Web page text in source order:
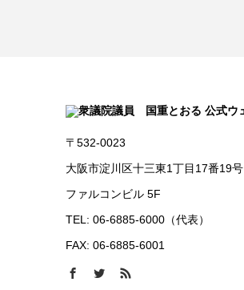
〒532-0023
大阪市淀川区十三東1丁目17番19号
ファルコンビル 5F
TEL: 06-6885-6000（代表）
FAX: 06-6885-6001